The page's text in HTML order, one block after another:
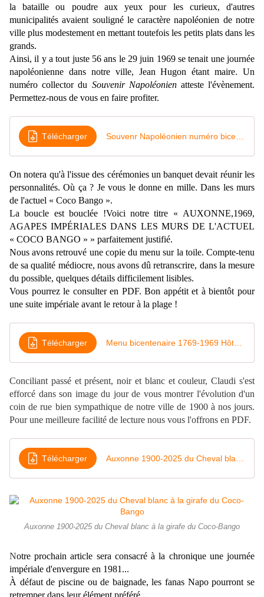
la bataille ou poudre aux yeux pour les curieux, d'autres
municipalités avaient souligné le caractère napoléonien de notre
ville plus modestement en mettant toutefois les petits plats dans les
grands.
Ainsi, il y a tout juste 56 ans le 29 juin 1969 se tenait une journée
napoléonienne dans notre ville, Jean Hugon étant maire. Un
numéro collector du Souvenir Napoléonien atteste l'évènement.
Permettez-nous de vous en faire profiter.
Télécharger
On notera qu'à l'issue des cérémonies un banquet devait réunir les
personnalités. Où ça ? Je vous le donne en mille. Dans les murs
de l'actuel « Coco Bango ».
La boucle est bouclée !Voici notre titre « AUXONNE,1969,
AGAPES IMPÉRIALES DANS LES MURS DE L'ACTUEL
« COCO BANGO » » parfaitement justifié.
Nous avons retrouvé une copie du menu sur la toile. Compte-tenu
de sa qualité médiocre, nous avons dû retranscrire, dans la mesure
du possible, quelques détails difficilement lisibles.
Vous pourrez le consulter en PDF. Bon appétit et à bientôt pour
une suite impériale avant le retour à la plage !
Télécharger
Conciliant passé et présent, noir et blanc et couleur, Claudi s'est
efforcé dans son image du jour de vous montrer l'évolution d'un
coin de rue bien sympathique de notre ville de 1900 à nos jours.
Pour une meilleure facilité de lecture nous vous l'offrons en PDF.
Télécharger
Auxonne 1900-2025 du Cheval blanc à la girafe du Coco-Bango
Notre prochain article sera consacré à la chronique une journée
impériale d'envergure en 1981...
À défaut de piscine ou de baignade, les fanas Napo pourront se